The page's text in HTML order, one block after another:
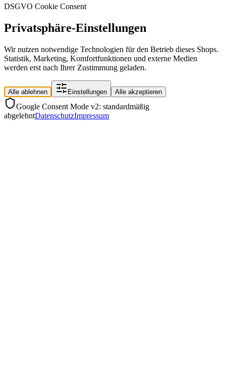
DSGVO Cookie Consent
Privatsphäre-Einstellungen
Wir nutzen notwendige Technologien für den Betrieb dieses Shops.
Statistik, Marketing, Komfortfunktionen und externe Medien
werden erst nach Ihrer Zustimmung geladen.
Alle ablehnen Einstellungen Alle akzeptieren
Google Consent Mode v2: standardmäßig
abgelehntDatenschutzImpressum